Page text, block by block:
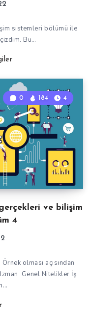
sistemleri bölümü ile
Bu…
ve bilişim
4
0 184 4
olması açısından
Genel Nitelikler İş